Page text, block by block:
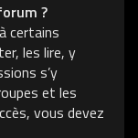
?
certains
les lire, y
s’y
et les
vous devez